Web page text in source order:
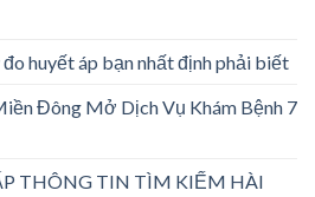
đo huyết áp bạn nhất định phải biết
Đông Mở Dịch Vụ Khám Bệnh 7
THÔNG TIN TÌM KIẾM HÀI